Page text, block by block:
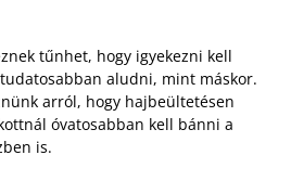
tűnhet, hogy igyekezni kell
aludni, mint máskor.
arról, hogy hajbeültetésen
óvatosabban kell bánni a
is.